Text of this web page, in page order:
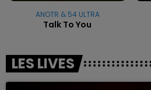
ANOTR & 54 ULTRA
Talk To You
LES LIVES